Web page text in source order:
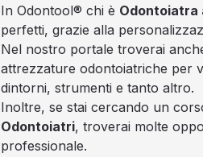
In Odontool® chi è Odontoiatra
perfetti, grazie alla
Nel nostro portale troverai
attrezzature odontoiatriche per
dintorni, strumenti e tanto altro.
Inoltre, se stai cercando un
Odontoiatri, troverai molte
professionale.